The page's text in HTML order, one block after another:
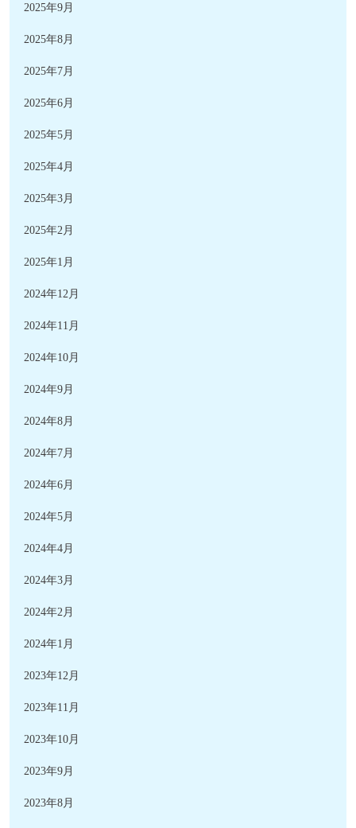
2025年9月
2025年8月
2025年7月
2025年6月
2025年5月
2025年4月
2025年3月
2025年2月
2025年1月
2024年12月
2024年11月
2024年10月
2024年9月
2024年8月
2024年7月
2024年6月
2024年5月
2024年4月
2024年3月
2024年2月
2024年1月
2023年12月
2023年11月
2023年10月
2023年9月
2023年8月